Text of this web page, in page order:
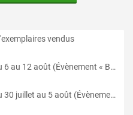
vendus
GTA Online : Détails des bonus du 6 au 12 août (Évènement « Braquages de l'été » - Suite et fin)
GTA Online : Détails des bonus du 30 juillet au 5 août (Évènement « Braquages d'été »)